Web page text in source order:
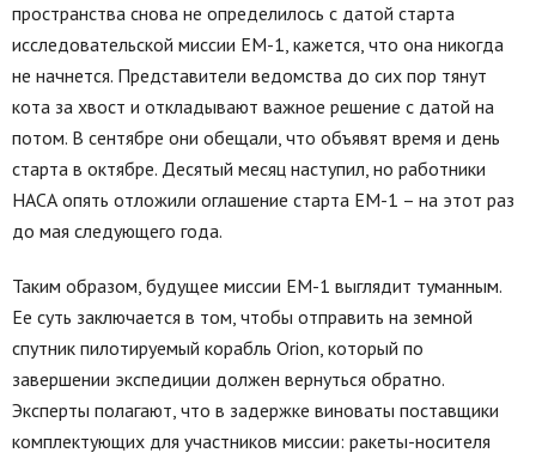
пространства снова не определилось с датой старта
исследовательской миссии ЕМ-1, кажется, что она никогда
не начнется. Представители ведомства до сих пор тянут
кота за хвост и откладывают важное решение с датой на
потом. В сентябре они обещали, что объявят время и день
старта в октябре. Десятый месяц наступил, но работники
НАСА опять отложили оглашение старта ЕМ-1 – на этот раз
до мая следующего года.
Таким образом, будущее миссии ЕМ-1 выглядит туманным.
Ее суть заключается в том, чтобы отправить на земной
спутник пилотируемый корабль Orion, который по
завершении экспедиции должен вернуться обратно.
Эксперты полагают, что в задержке виноваты поставщики
комплектующих для участников миссии: ракеты-носителя